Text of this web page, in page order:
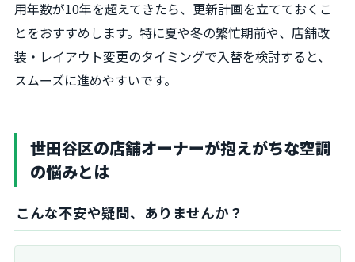
用年数が10年を超えてきたら、更新計画を立てておくこ
とをおすすめします。特に夏や冬の繁忙期前や、店舗改
装・レイアウト変更のタイミングで入替を検討すると、
スムーズに進めやすいです。
世田谷区の店舗オーナーが抱えがちな空調
の悩みとは
こんな不安や疑問、ありませんか？